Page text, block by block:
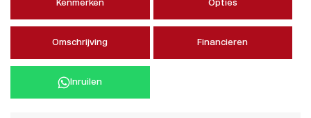
Kenmerken Opties
Omschrijving Financieren
Inruilen